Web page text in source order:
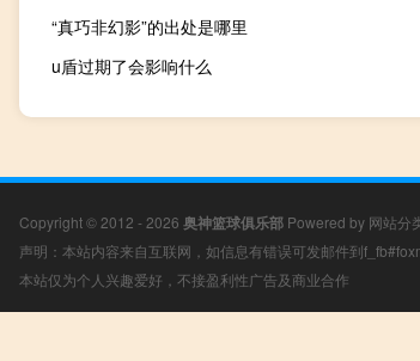
“真巧非幻影”的出处是哪里
u盾过期了会影响什么
Copyright © 2012 - 2026 奥神篮球俱乐部 Powered by 网站分
声明：本站内容来自互联网，如信息有错误可发邮件到
本站仅为个人兴趣爱好，不接盈利性广告及商业合作